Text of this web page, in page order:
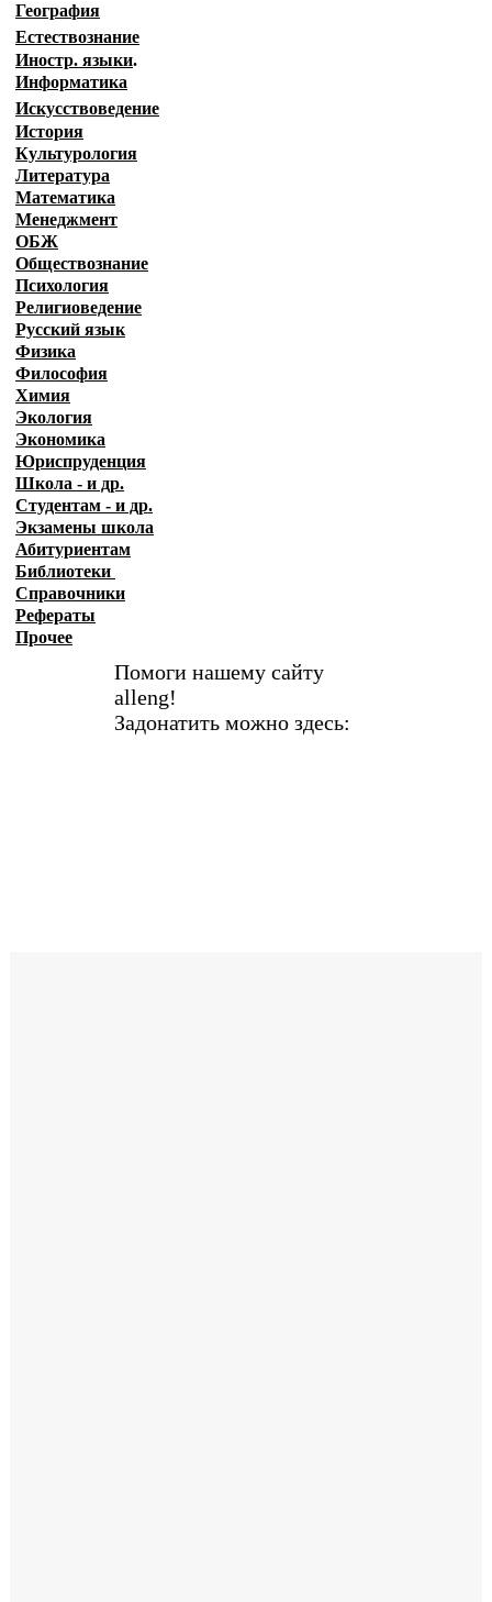
География
Естествознание
Иностр. языки.
Информатика
Искусствоведение
История
Культурология
Литература
Математика
Менеджмент
ОБЖ
Обществознание
Психология
Религиоведение
Русский язык
Физика
Философия
Химия
Экология
Экономика
Юриспруденция
Школа - и др.
Студентам - и др.
Экзамены школа
Абитуриентам
Библиотеки
Справочники
Рефераты
Прочее
Помоги нашему сайту
alleng!
Задонатить можно здесь: